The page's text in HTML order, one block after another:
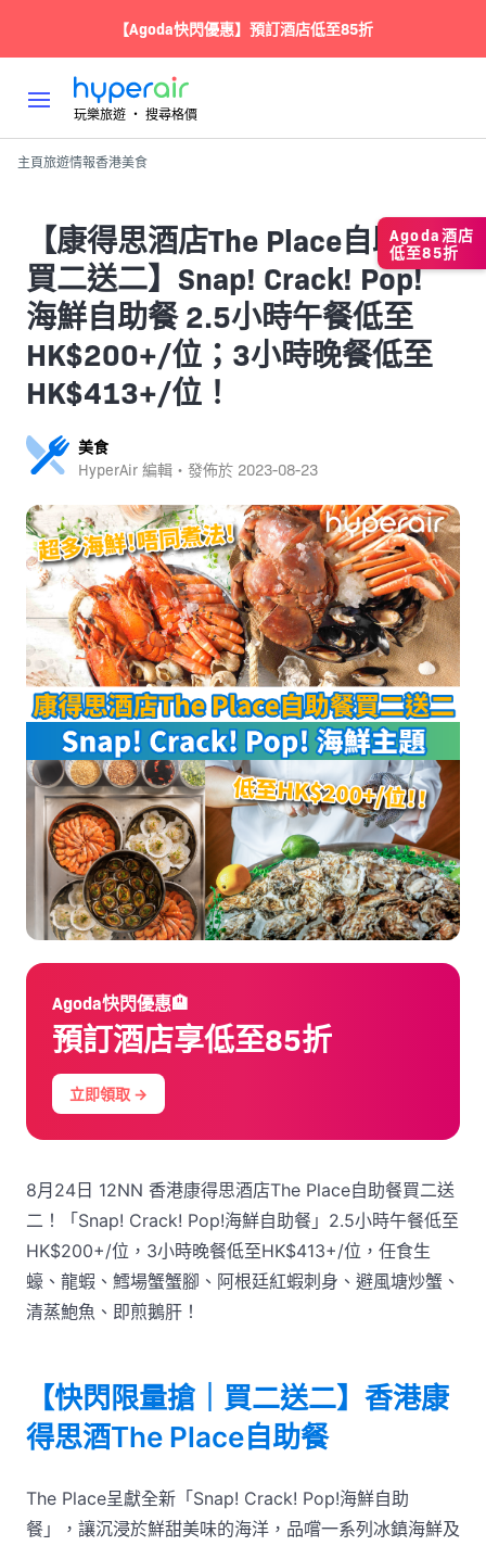
【Agoda快閃優惠】預訂酒店低至85折
玩樂旅遊 ‧ 搜尋格價
主頁旅遊情報香港美食
【康得思酒店The Place自助餐
買二送二】Snap! Crack! Pop!
海鮮自助餐 2.5小時午餐低至
HK$200+/位；3小時晚餐低至
HK$413+/位！
美食
HyperAir 編輯・發佈於 2023-08-23
Agoda快閃優惠🏨
預訂酒店享低至85折
立即領取 →
8月24日 12NN 香港康得思酒店The Place自助餐買二送
二！「Snap! Crack! Pop!海鮮自助餐」2.5小時午餐低至
HK$200+/位，3小時晚餐低至HK$413+/位，任食生
蠔、龍蝦、鱈場蟹蟹腳、阿根廷紅蝦刺身、避風塘炒蟹、
清蒸鮑魚、即煎鵝肝！
【快閃限量搶｜買二送二】香港康
得思酒The Place自助餐
The Place呈獻全新「Snap! Crack! Pop!海鮮自助
餐」，讓沉浸於鮮甜美味的海洋，品嚐一系列冰鎮海鮮及
Agoda酒店
低至85折